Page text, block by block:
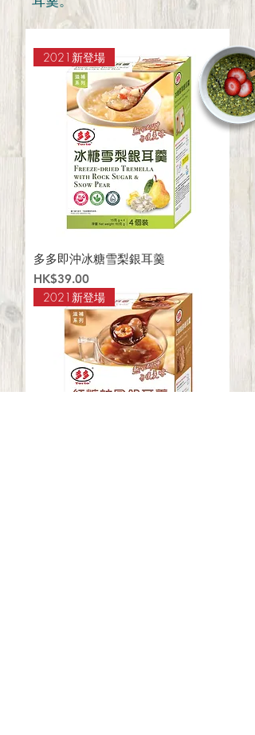
2021新登場
多多即沖冰糖雪梨銀耳羹
Price
HK$39.00
2021新登場